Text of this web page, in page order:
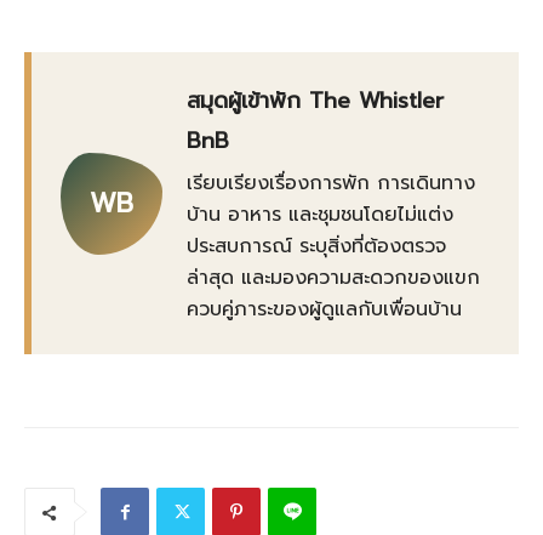
WB
สมุดผู้เข้าพัก The Whistler
BnB
เรียบเรียงเรื่องการพัก การเดินทาง
บ้าน อาหาร และชุมชนโดยไม่แต่ง
ประสบการณ์ ระบุสิ่งที่ต้องตรวจ
ล่าสุด และมองความสะดวกของแขก
ควบคู่ภาระของผู้ดูแลกับเพื่อนบ้าน